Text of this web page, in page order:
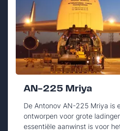
AN-225 Mriya
De Antonov AN-225 Mriya is
ontworpen voor grote
essentiële aanwinst is voor